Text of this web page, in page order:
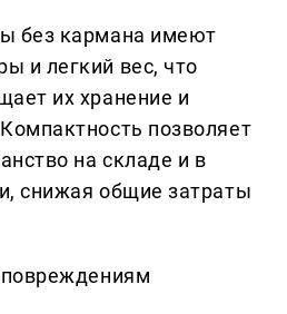
без кармана имеют
и легкий вес, что
их хранение и
позволяет
на складе и в
снижая общие затраты
повреждениям